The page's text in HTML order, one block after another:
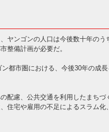
ヤンゴンの人口は今後数十年のう
整備計画が必要だ。
都市圏における、今後30年の成
配慮、公共交通を利用したまち
住宅や雇用の不足によるスラム化